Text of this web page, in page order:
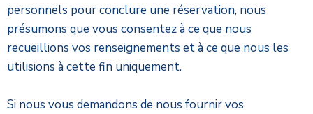
personnels pour conclure une réservation, nous
présumons que vous consentez à ce que nous
recueillions vos renseignements et à ce que nous les
utilisions à cette fin uniquement.
Si nous vous demandons de nous fournir vos